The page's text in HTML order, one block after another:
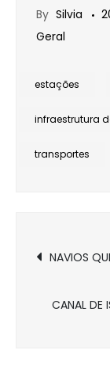
By Silvia
Geral
estações
infraestrutura
transportes
de
NAVIOS
CANAL DE